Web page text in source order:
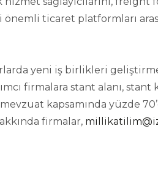
ticaret platformları
yeni iş birlikleri
firmalara stant alanı,
kapsamında yüzde
firmalar,